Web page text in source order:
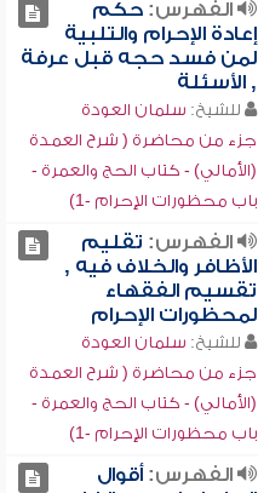
الفهرس:حكم
إعادة الإحرام والتلبية
لمن فسد حجه قبل عرفة
, الأسئلة
للشيخ: سلمان العودة
جزء من محاضرة ( شرح العمدة
(الأمالي) - كتاب الحج والعمرة -
باب محظورات الإحرام -1)
الفهرس: تقليم
الأظافر والخلاف فيه ,
تقسيم الفقهاء
لمحظورات الإحرام
للشيخ: سلمان العودة
جزء من محاضرة ( شرح العمدة
(الأمالي) - كتاب الحج والعمرة -
باب محظورات الإحرام -1)
الفهرس:أقوال